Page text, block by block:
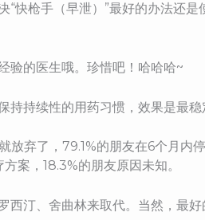
快枪手（早泄）”最好的办法还
验的医生哦。珍惜吧！哈哈哈~
持持续性的用药习惯，效果是最
放弃了，79.1%的朋友在6个月
案，18.3%的朋友原因未知。
汀、舍曲林来取代。当然，最好